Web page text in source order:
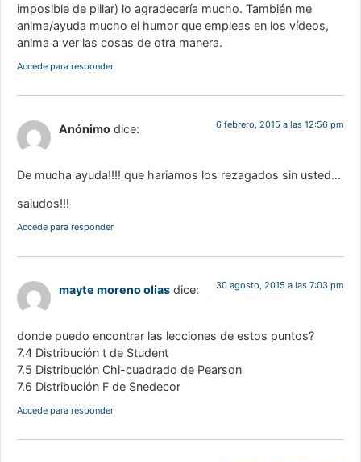
imposible de pillar) lo agradecería mucho. También me
anima/ayuda mucho el humor que empleas en los vídeos,
anima a ver las cosas de otra manera.
Accede para responder
Anónimo dice: 6 febrero, 2015 a las 12:56 pm
De mucha ayuda!!!! que hariamos los rezagados sin usted…
saludos!!!
Accede para responder
mayte moreno olias dice: 30 agosto, 2015 a las 7:03 pm
donde puedo encontrar las lecciones de estos puntos?
7.4 Distribución t de Student
7.5 Distribución Chi-cuadrado de Pearson
7.6 Distribución F de Snedecor
Accede para responder